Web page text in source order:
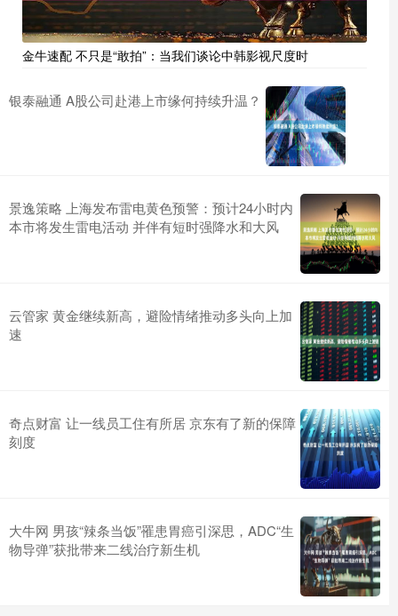
金牛速配 不只是“敢拍”：当我们谈论中韩影视尺度时
银泰融通 A股公司赴港上市缘何持续升温？
景逸策略 上海发布雷电黄色预警：预计24小时内
本市将发生雷电活动 并伴有短时强降水和大风
云管家 黄金继续新高，避险情绪推动多头向上加
速
奇点财富 让一线员工住有所居 京东有了新的保障
刻度
大牛网 男孩“辣条当饭”罹患胃癌引深思，ADC“生
物导弹”获批带来二线治疗新生机